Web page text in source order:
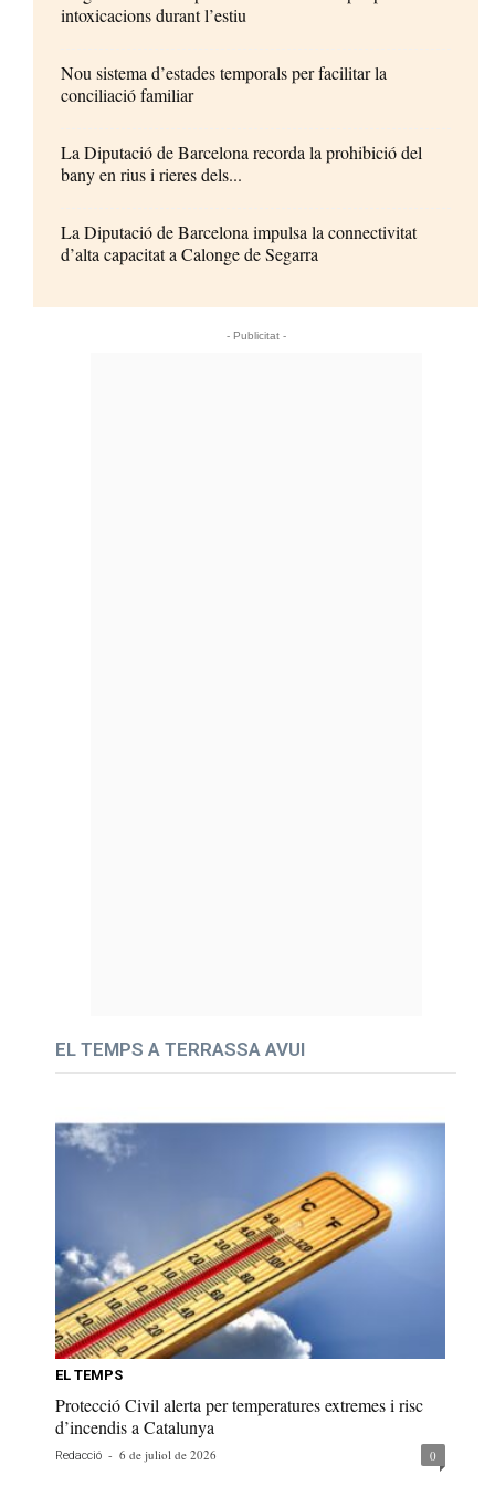
intoxicacions durant l’estiu
Nou sistema d’estades temporals per facilitar la
conciliació familiar
La Diputació de Barcelona recorda la prohibició del
bany en rius i rieres dels...
La Diputació de Barcelona impulsa la connectivitat
d’alta capacitat a Calonge de Segarra
- Publicitat -
EL TEMPS A TERRASSA AVUI
EL TEMPS
Protecció Civil alerta per temperatures extremes i risc
d’incendis a Catalunya
Redacció - 6 de juliol de 2026 0